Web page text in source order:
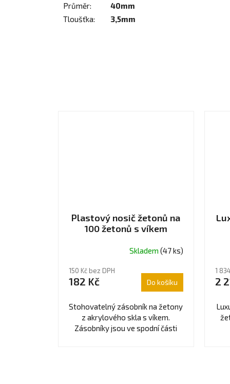
Průměr:
40mm
Tloušťka: 3,5mm
Plastový nosič žetonů na
100 žetonů s víkem
Skladem (47 ks)
150 Kč bez DPH
182 Kč Do košíku
Stohovatelný zásobník na žetony
z akrylového skla s víkem.
Zásobníky jsou ve spodní části
1
2